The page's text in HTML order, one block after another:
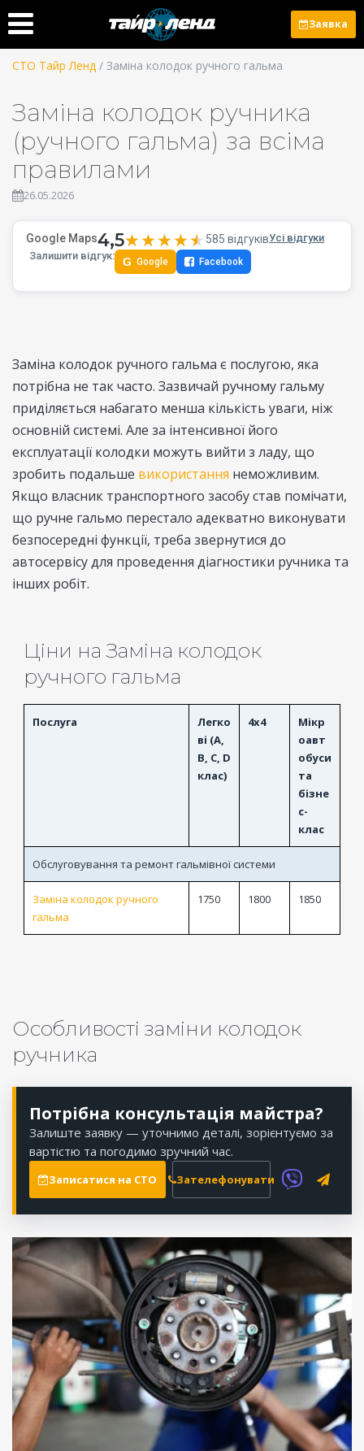
Заявка
СТО Тайр Ленд / Заміна колодок ручного гальма
Заміна колодок ручника
(ручного гальма) за всіма
правилами
26.05.2026
Google Maps4,5★★★★★
★★★★★ 585 відгуківУсі відгуки
Залишити відгук:
G Google Facebook
Заміна колодок ручного гальма є послугою, яка
потрібна не так часто. Зазвичай ручному гальму
приділяється набагато менша кількість уваги, ніж
основній системі. Але за інтенсивної його
експлуатації колодки можуть вийти з ладу, що
зробить подальше використання неможливим.
Якщо власник транспортного засобу став помічати,
що ручне гальмо перестало адекватно виконувати
безпосередні функції, треба звернутися до
автосервісу для проведення діагностики ручника та
інших робіт.
Ціни на Заміна колодок
ручного гальма
Послуга
Легко
ві (A,
B, C, D
клас)
4x4
Мікр
оавт
обуси
та
бізне
с-
клас
Обслуговування та ремонт гальмівної системи
Заміна колодок ручного
гальма
1750 1800 1850
Особливості заміни колодок
ручника
Потрібна консультація майстра?
Залиште заявку — уточнимо деталі, зорієнтуємо за
вартістю та погодимо зручний час.
Записатися на СТО Зателефонувати